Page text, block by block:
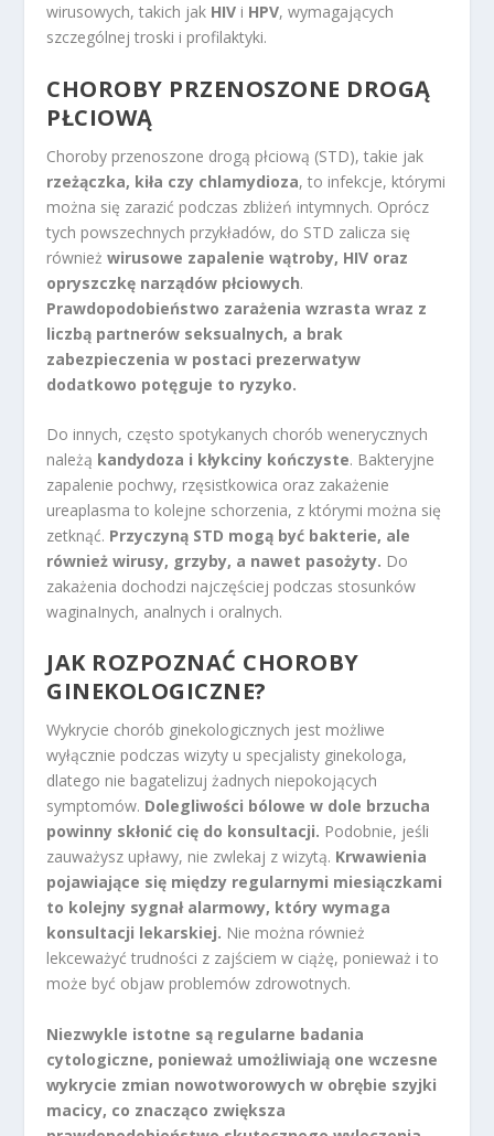
wirusowych, takich jak HIV i HPV, wymagających
szczególnej troski i profilaktyki.
CHOROBY PRZENOSZONE DROGĄ
PŁCIOWĄ
Choroby przenoszone drogą płciową (STD), takie jak
rzeżączka, kiła czy chlamydioza, to infekcje, którymi
można się zarazić podczas zbliżeń intymnych. Oprócz
tych powszechnych przykładów, do STD zalicza się
równieżwirusowe zapalenie wątroby, HIV oraz
opryszczkę narządów płciowych.
Prawdopodobieństwo zarażenia wzrasta wraz z
liczbą partnerów seksualnych, a brak
zabezpieczenia w postaci prezerwatyw
dodatkowo potęguje to ryzyko.
Do innych, często spotykanych chorób wenerycznych
należą kandydoza i kłykciny kończyste. Bakteryjne
zapalenie pochwy, rzęsistkowica oraz zakażenie
ureaplasma to kolejne schorzenia, z którymi można się
zetknąć. Przyczyną STD mogą być bakterie, ale
również wirusy, grzyby, a nawet pasożyty. Do
zakażenia dochodzi najczęściej podczas stosunków
waginaInych, analnych i oralnych.
JAK ROZPOZNAĆ CHOROBY
GINEKOLOGICZNE?
Wykrycie chorób ginekologicznych jest możliwe
wyłącznie podczas wizyty u specjalisty ginekologa,
dlatego nie bagatelizuj żadnych niepokojących
symptomów. Dolegliwości bólowe w dole brzucha
powinny skłonić cię do konsultacji. Podobnie, jeśli
zauważysz upławy, nie zwlekaj z wizytą. Krwawienia
pojawiające się między regularnymi miesiączkami
to kolejny sygnał alarmowy, który wymaga
konsultacji lekarskiej. Nie można również
lekceważyć trudności z zajściem w ciążę, ponieważ i to
może być objaw problemów zdrowotnych.
Niezwykle istotne są regularne badania
cytologiczne, ponieważ umożliwiają one wczesne
wykrycie zmian nowotworowych w obrębie szyjki
macicy, co znacząco zwiększa